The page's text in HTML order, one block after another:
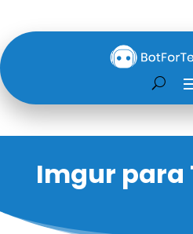
Imgur para